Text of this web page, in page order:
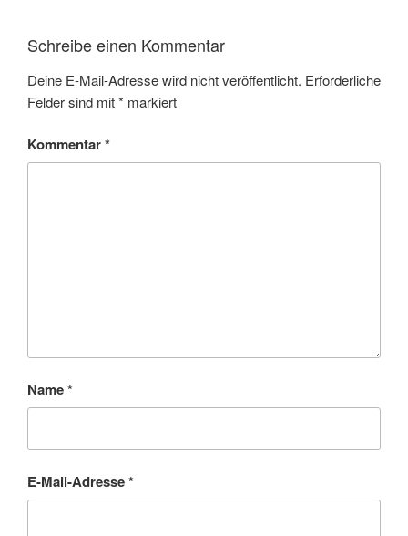
Schreibe einen Kommentar
Deine E-Mail-Adresse wird nicht veröffentlicht. Erforderliche
Felder sind mit* markiert
Kommentar*
Name*
E-Mail-Adresse*